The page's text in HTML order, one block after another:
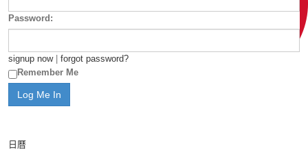
Password:
signup now| forgot password?
Remember Me
日曆